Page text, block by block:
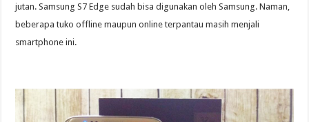
jutan. Samsung S7 Edge sudah bisa digunakan oleh Samsung. Naman,
beberapa tuko offline maupun online terpantau masih menjali
smartphone ini.